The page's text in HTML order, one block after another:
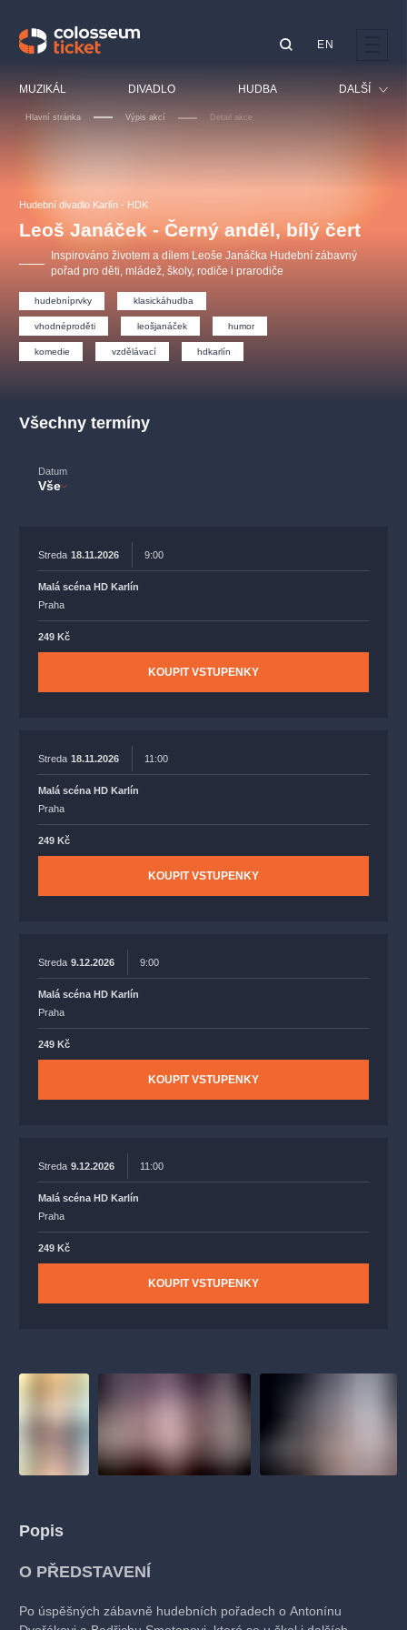
MUZIKÁL DIVADLO HUDBA DALŠÍ
Prohlídky
EN
Hlavní stránka Výpis akcí Detail akce
Hudební divadlo Karlín - HDK
Leoš Janáček - Černý anděl, bílý čert
Inspirováno životem a dílem Leoše Janáčka Hudební zábavný
pořad pro děti, mládež, školy, rodiče i prarodiče
hudebníprvky klasickáhudba
vhodnéproděti leošjanáček humor
komedie vzdělávací hdkarlín
Všechny termíny
Datum
Vše
Streda 18.11.2026 9:00
Malá scéna HD Karlín
Praha
249 Kč
KOUPIT VSTUPENKY
Streda 18.11.2026 11:00
Malá scéna HD Karlín
Praha
249 Kč
KOUPIT VSTUPENKY
Streda 9.12.2026 9:00
Malá scéna HD Karlín
Praha
249 Kč
KOUPIT VSTUPENKY
Streda 9.12.2026 11:00
Malá scéna HD Karlín
Praha
249 Kč
KOUPIT VSTUPENKY
Popis
O PŘEDSTAVENÍ
Po úspěšných zábavně hudebních pořadech o Antonínu
OBYČEJNÁ HOLKA
Agentura 44, s.r.o.
Pink Panther Agency,
s.r.o.
Ostatní hledají
národnídivadlo